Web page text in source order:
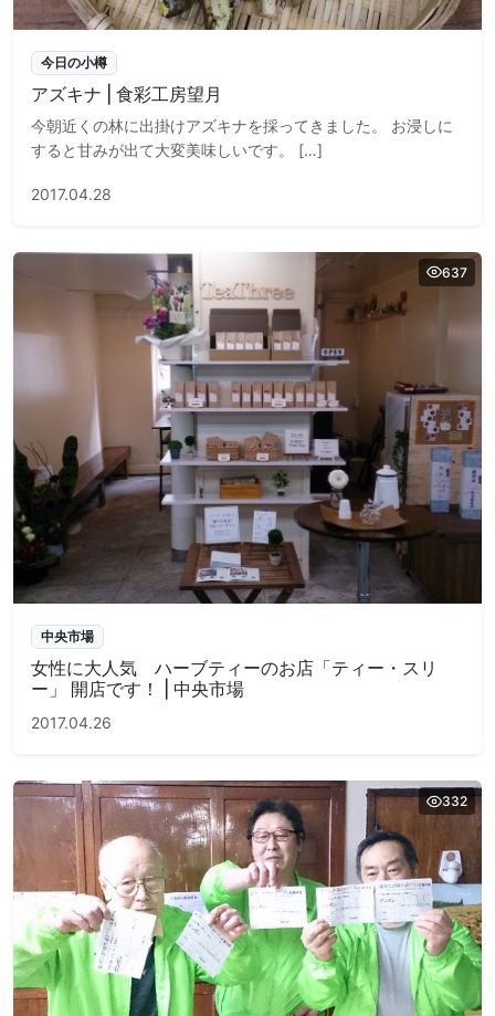
今日の小樽
アズキナ | 食彩工房望月
今朝近くの林に出掛けアズキナを採ってきました。 お浸しに
すると甘みが出て大変美味しいです。 […]
2017.04.28
637
中央市場
女性に大人気 ハーブティーのお店「ティー・スリ
ー」 開店です！ | 中央市場
2017.04.26
332